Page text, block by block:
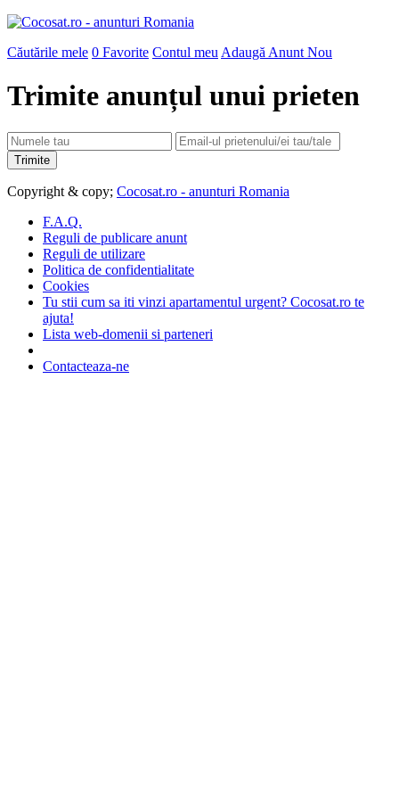
Căutările mele 0 Favorite Contul meu Adaugă Anunt Nou
Trimite anunțul unui prieten
Copyright & copy; Cocosat.ro - anunturi Romania
F.A.Q.
Reguli de publicare anunt
Reguli de utilizare
Politica de confidentialitate
Cookies
Tu stii cum sa iti vinzi apartamentul urgent? Cocosat.ro te
ajuta!
Lista web-domenii si parteneri
Contacteaza-ne